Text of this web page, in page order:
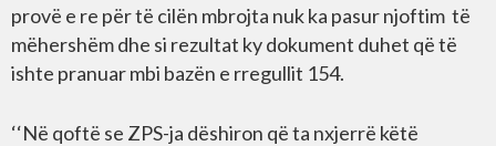
provë e re për të cilën mbrojta nuk ka pasur njoftim të
mëhershëm dhe si rezultat ky dokument duhet që të
ishte pranuar mbi bazën e rregullit 154.
‘‘Në qoftë se ZPS-ja dëshiron që ta nxjerrë këtë